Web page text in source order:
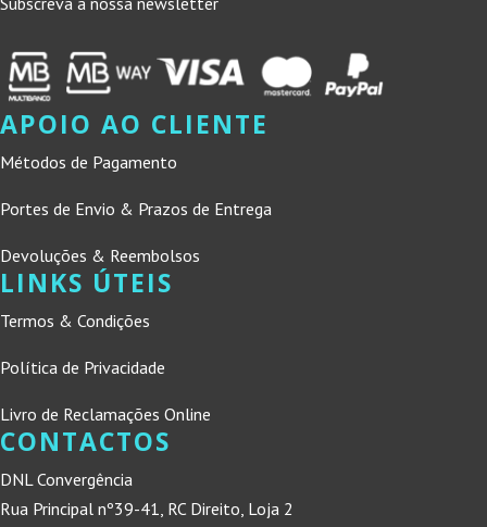
APOIO AO CLIENTE
Métodos de Pagamento
Portes de Envio & Prazos de Entrega
Devoluções & Reembolsos
LINKS ÚTEIS
Termos & Condições
Política de Privacidade
Livro de Reclamações Online
CONTACTOS
DNL Convergência
Rua Principal nº39-41, RC Direito, Loja 2